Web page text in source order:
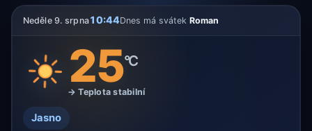
Neděle 9. srpna10:44Dnes má svátek Roman
25°C
→ Teplota stabilní
Jasno